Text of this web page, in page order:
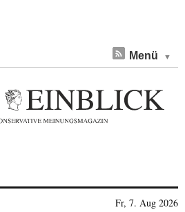
Menü
Fr, 7. Aug 2026